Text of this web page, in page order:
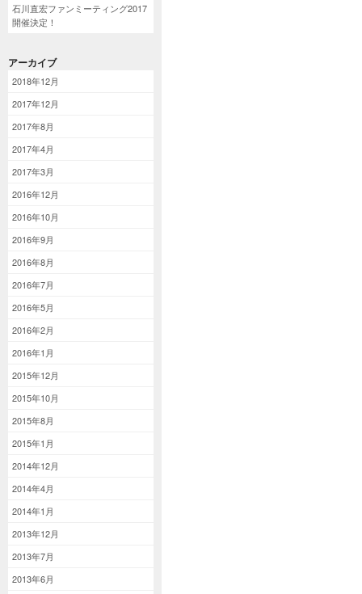
石川直宏ファンミーティング2017
開催決定！
アーカイブ
2018年12月
2017年12月
2017年8月
2017年4月
2017年3月
2016年12月
2016年10月
2016年9月
2016年8月
2016年7月
2016年5月
2016年2月
2016年1月
2015年12月
2015年10月
2015年8月
2015年1月
2014年12月
2014年4月
2014年1月
2013年12月
2013年7月
2013年6月